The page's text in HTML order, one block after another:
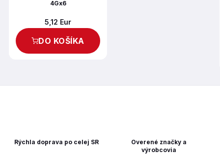
4Gx6
5,12 Eur
DO KOŠÍKA
Overené značky a
výrobcovia
Rýchla doprava po celej SR